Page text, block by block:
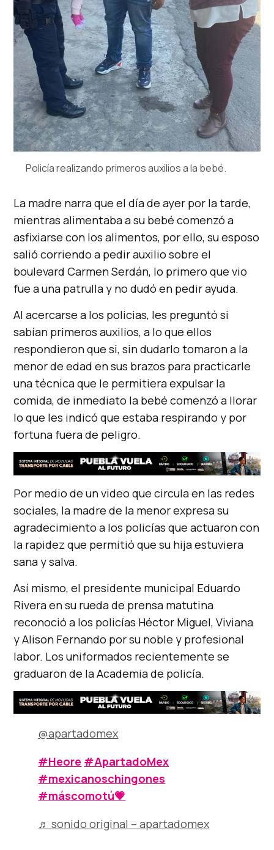
Policía realizando primeros auxilios a la bebé.
La madre narra que el día de ayer por la tarde,
mientras alimentaba a su bebé comenzó a
asfixiarse con los alimentos, por ello, su esposo
salió corriendo a pedir auxilio sobre el
boulevard Carmen Serdán, lo primero que vio
fue a una patrulla y no dudó en pedir ayuda.
Al acercarse a los policias, les preguntó si
sabían primeros auxilios, a lo que ellos
respondieron que si, sin dudarlo tomaron a la
menor de edad en sus brazos para practicarle
una técnica que le permitiera expulsar la
comida, de inmediato la bebé comenzó a llorar
lo que les indicó que estaba respirando y por
fortuna fuera de peligro.
Por medio de un video que circula en las redes
sociales, la madre de la menor expresa su
agradecimiento a los policías que actuaron con
la rapidez que permitió que su hija estuviera
sana y salva.
Así mismo, el presidente municipal Eduardo
Rivera en su rueda de prensa matutina
reconoció a los policías Héctor Miguel, Viviana
y Alison Fernando por su noble y profesional
labor. Los uniformados recientemente se
graduaron de la Academia de policía.
@apartadomex
#Heore #ApartadoMex
#mexicanoschingones
#máscomotú💗
♬ sonido original – apartadomex